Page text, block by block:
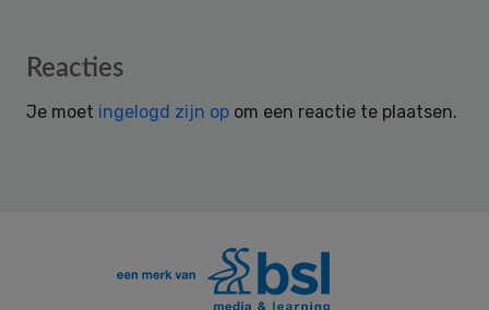
Reader
Reacties
Je moet ingelogd zijn op om een reactie te plaatsen.